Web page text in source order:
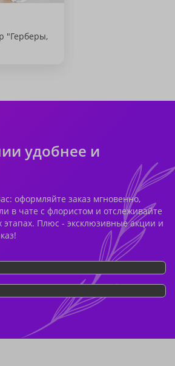
"Герберы,
удобнее и
оформляйте заказ мгновенно,
в чате с флористом и отслеживайте
этапах. Плюс - эксклюзивные акции и